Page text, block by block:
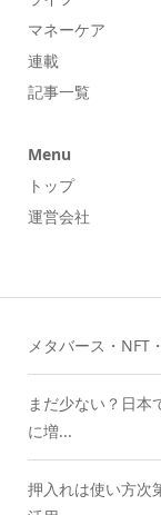
マネーケア
連載
記事一覧
Menu
トップ
運営会社
メタバース・NFT
まだ少ない？日本
に増...
押入れは使い方次